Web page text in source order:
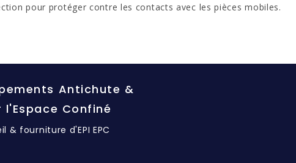
pour protéger contre les contacts avec les pièces mobiles.
Antichute &
l'Espace Confiné
& fourniture d'EPI EPC